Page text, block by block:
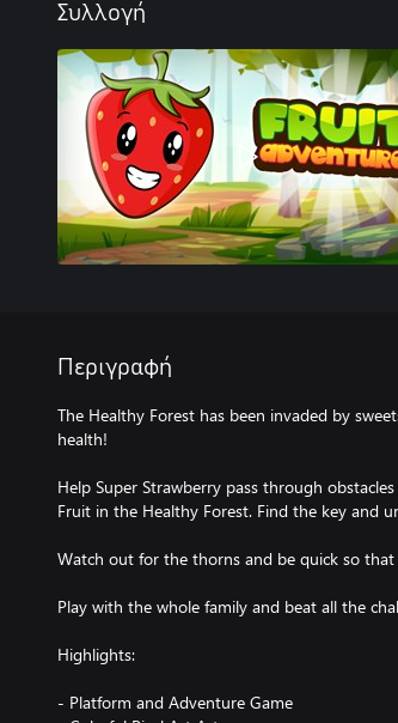
Συλλογή
Περιγραφή
The Healthy Forest has been invaded by
health!
Help Super Strawberry pass through
Fruit in the Healthy Forest. Find the key and
Watch out for the thorns and be quick so
Play with the whole family and beat all the
Highlights:
- Platform and Adventure Game